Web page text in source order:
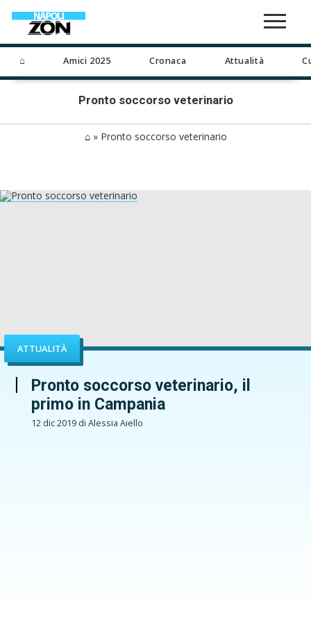
⌂ Amici 2025 Cronaca Attualità
Pronto soccorso veterinario
⌂» Pronto soccorso veterinario
ATTUALITÀ
Pronto soccorso veterinario, il
primo in Campania
12 dic 2019 di Alessia Aiello